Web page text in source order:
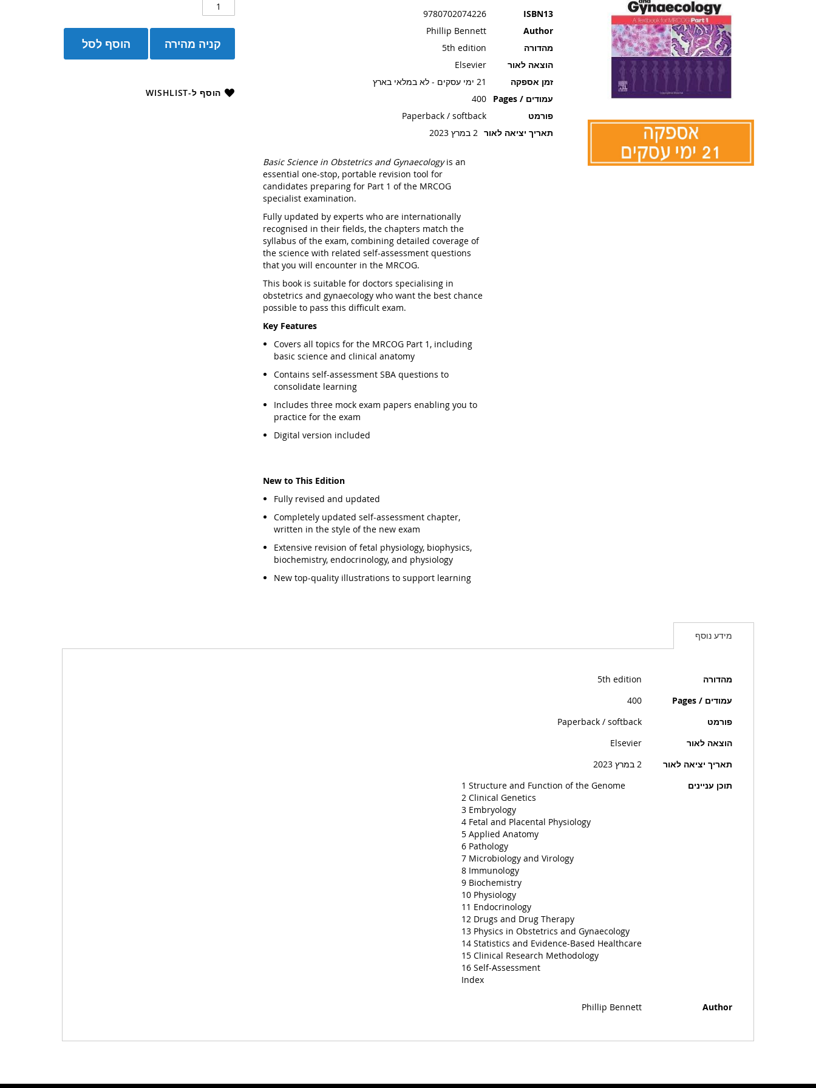
הוסף לסל קניה מהירה
הוסף ל-WISHLIST
ISBN13
9780702074226
Author
Phillip Bennett
מהדורה
5th edition
הוצאה לאור
Elsevier
זמן אספקה
21 ימי עסקים - לא במלאי בארץ
עמודים / Pages
400
פורמט
Paperback / softback
תאריך יציאה לאור 2 במרץ 2023
Basic Science in Obstetrics and Gynaecologyis an
essential one-stop, portable revision tool for
candidates preparing for Part 1 of the MRCOG
specialist examination.
Fully updated by experts who are internationally
recognised in their fields, the chapters match the
syllabus of the exam, combining detailed coverage of
the science with related self-assessment questions
that you will encounter in the MRCOG.
This book is suitable for doctors specialising in
obstetrics and gynaecology who want the best chance
possible to pass this difficult exam.
Key Features
Covers all topics for the MRCOG Part 1, including
basic science and clinical anatomy
Contains self-assessment SBA questions to
consolidate learning
Includes three mock exam papers enabling you to
practice for the exam
Digital version included
New to This Edition
Fully revised and updated
Completely updated self-assessment chapter,
written in the style of the new exam
Extensive revision of fetal physiology, biophysics,
biochemistry, endocrinology, and physiology
New top-quality illustrations to support learning
מידע נוסף
מידע
מהדורה
5th edition
עמודים / Pages
400
פורמט
Paperback / softback
הוצאה לאור
Elsevier
תאריך יציאה לאור
2 במרץ 2023
תוכן עניינים
1 Structure and Function of the Genome
2 Clinical Genetics
3 Embryology
4 Fetal and Placental Physiology
5 Applied Anatomy
6 Pathology
7 Microbiology and Virology
8 Immunology
9 Biochemistry
10 Physiology
11 Endocrinology
12 Drugs and Drug Therapy
13 Physics in Obstetrics and Gynaecology
14 Statistics and Evidence-Based Healthcare
15 Clinical Research Methodology
16 Self-Assessment
Index
Author
Phillip Bennett